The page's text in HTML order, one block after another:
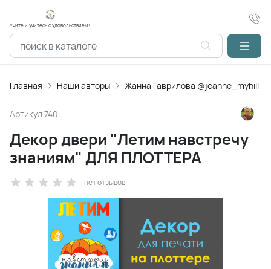
Учите и учитесь с удовольствием!
Главная Наши авторы Жанна Гаврилова @jeanne_myhill
Артикул 740
Декор двери "Летим навстречу
знаниям" ДЛЯ ПЛОТТЕРА
нет отзывов